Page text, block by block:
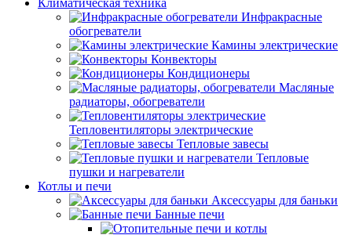
Климатическая техника
Инфракрасные
обогреватели
Камины электрические
Конвекторы
Кондиционеры
Масляные
радиаторы, обогреватели
Тепловентиляторы электрические
Тепловые завесы
Тепловые
пушки и нагреватели
Котлы и печи
Аксессуары для баньки
Банные печи